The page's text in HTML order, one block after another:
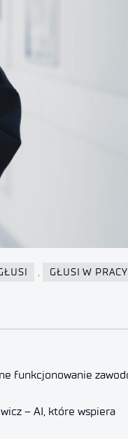
, GŁUSI W PRACY
funkcjonowanie
– AI, które wspiera